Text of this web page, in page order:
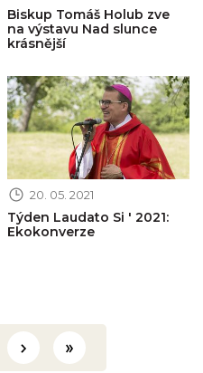
Biskup Tomáš Holub zve
na výstavu Nad slunce
krásnější
Obrázek novinky
20. 05. 2021
Týden Laudato Si ' 2021:
Ekokonverze